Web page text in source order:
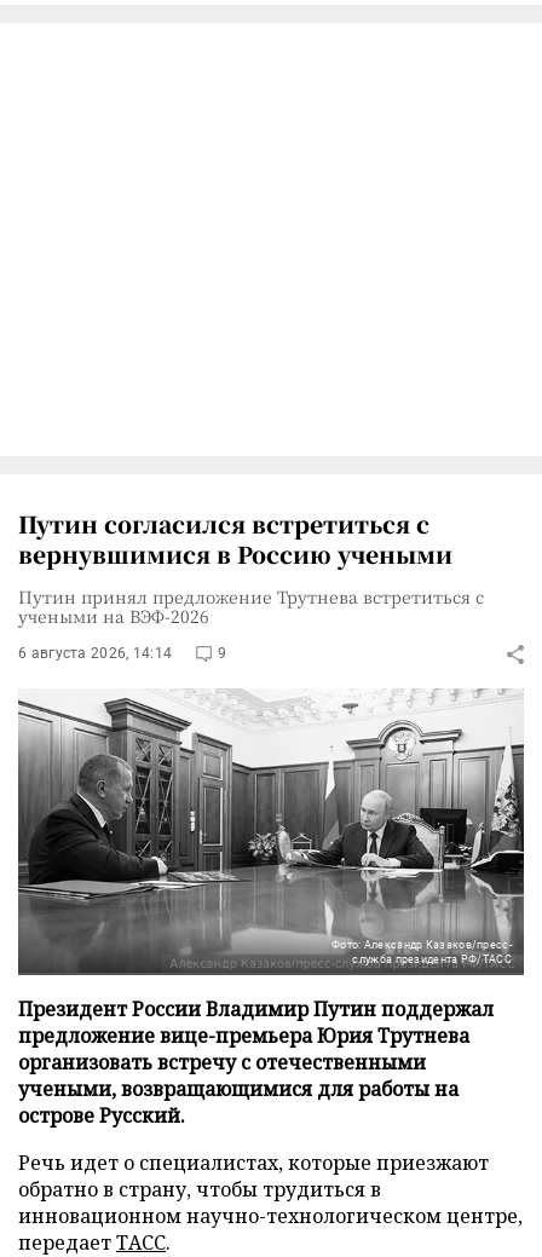
Путин согласился встретиться с
вернувшимися в Россию учеными
Путин принял предложение Трутнева встретиться с
учеными на ВЭФ-2026
6 августа 2026, 14:14 9
Фото: Александр Казаков/пресс-
служба президента РФ/ТАСС
Президент России Владимир Путин поддержал
предложение вице-премьера Юрия Трутнева
организовать встречу с отечественными
учеными, возвращающимися для работы на
острове Русский.
Речь идет о специалистах, которые приезжают
обратно в страну, чтобы трудиться в
инновационном научно-технологическом центре,
передаетТАСС.